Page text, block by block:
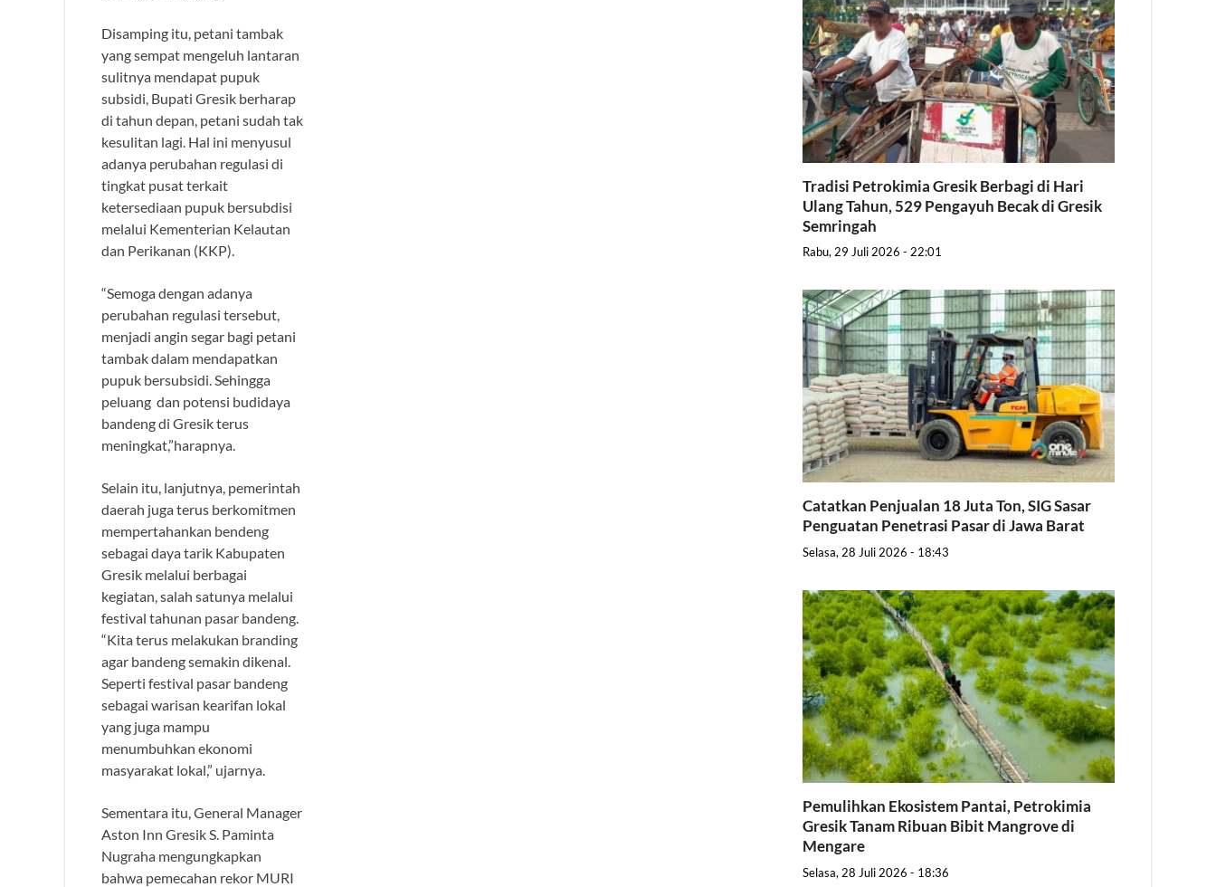
Disamping itu, petani tambak
yang sempat mengeluh lantaran
sulitnya mendapat pupuk
subsidi, Bupati Gresik berharap
di tahun depan, petani sudah tak
kesulitan lagi. Hal ini menyusul
adanya perubahan regulasi di
tingkat pusat terkait
ketersediaan pupuk bersubdisi
melalui Kementerian Kelautan
dan Perikanan (KKP).
“Semoga dengan adanya
perubahan regulasi tersebut,
menjadi angin segar bagi petani
tambak dalam mendapatkan
pupuk bersubsidi. Sehingga
peluang dan potensi budidaya
bandeng di Gresik terus
meningkat,”harapnya.
Selain itu, lanjutnya, pemerintah
daerah juga terus berkomitmen
mempertahankan bendeng
sebagai daya tarik Kabupaten
Gresik melalui berbagai
kegiatan, salah satunya melalui
festival tahunan pasar bandeng.
“Kita terus melakukan branding
agar bandeng semakin dikenal.
Seperti festival pasar bandeng
sebagai warisan kearifan lokal
yang juga mampu
menumbuhkan ekonomi
masyarakat lokal,” ujarnya.
Sementara itu, General Manager
Aston Inn Gresik S. Paminta
Nugraha mengungkapkan
bahwa pemecahan rekor MURI
Tradisi Petrokimia Gresik Berbagi di Hari
Ulang Tahun, 529 Pengayuh Becak di Gresik
Semringah
Rabu, 29 Juli 2026 - 22:01
Catatkan Penjualan 18 Juta Ton, SIG Sasar
Penguatan Penetrasi Pasar di Jawa Barat
Selasa, 28 Juli 2026 - 18:43
Pemulihkan Ekosistem Pantai, Petrokimia
Gresik Tanam Ribuan Bibit Mangrove di
Mengare
Selasa, 28 Juli 2026 - 18:36